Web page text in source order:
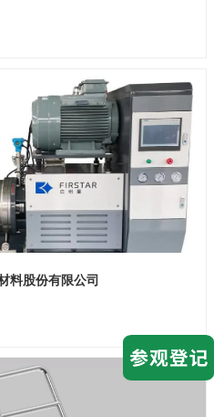
料股份有限公司
H2馆 E737